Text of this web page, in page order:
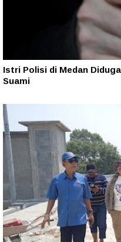
Istri Polisi di Medan
Suami